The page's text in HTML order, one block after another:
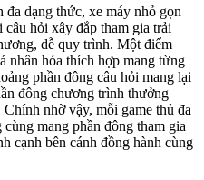
dạng thức, xe máy nhỏ gọn
hỏi xây đắp tham gia trải
dễ quy trình. Một điểm
nhân hóa thích hợp mang từng
phần đông câu hỏi mang lại
đông chương trình thưởng
nhờ vậy, mỗi game thủ đa
mang phần đông tham gia
cạnh bên cánh đồng hành cùng